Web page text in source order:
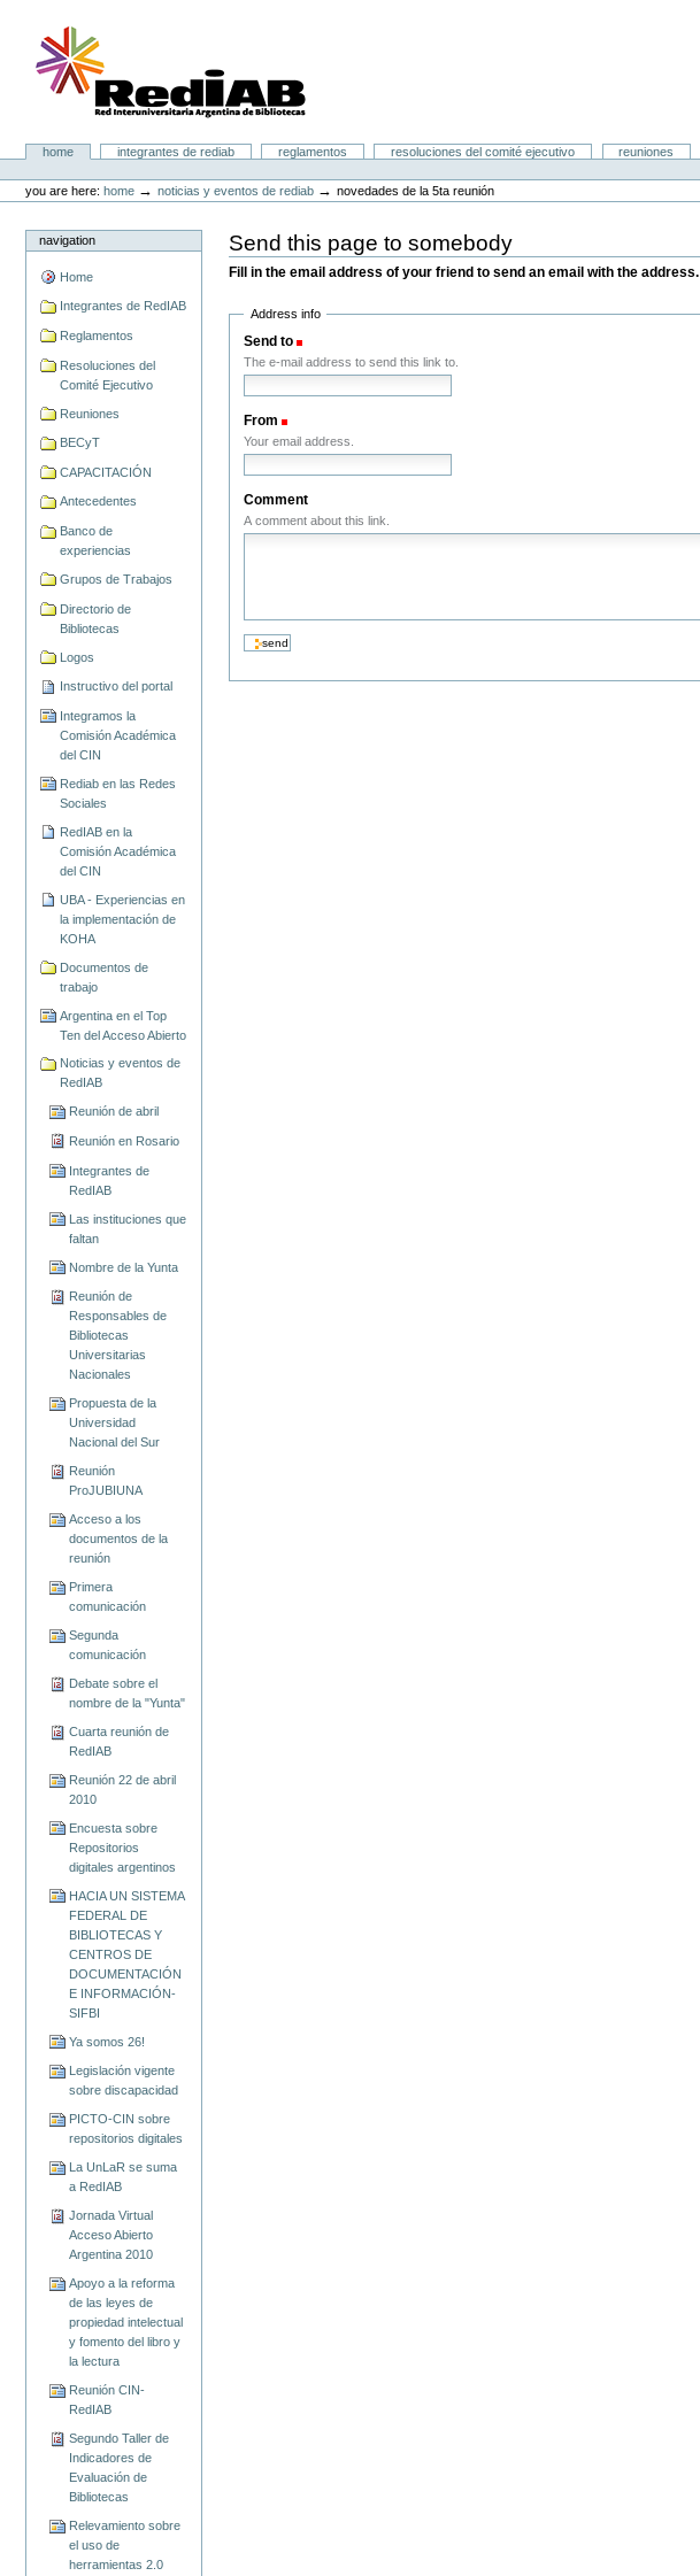
content.
Portal RedIAB
Sectionshome integrantes de rediab reglamentos resoluciones del comité ejecutivo reuniones
tools
you are here: home →noticias y eventos de rediab →novedades de la 5ta reunión
navigation
Home
Integrantes de RedIAB
Reglamentos
Resoluciones del
Comité Ejecutivo
Reuniones
BECyT
CAPACITACIÓN
Antecedentes
Banco de
experiencias
Grupos de Trabajos
Directorio de
Bibliotecas
Logos
Instructivo del portal
Integramos la
Comisión Académica
del CIN
Rediab en las Redes
Sociales
RedIAB en la
Comisión Académica
del CIN
UBA - Experiencias en
la implementación de
KOHA
Documentos de
trabajo
Argentina en el Top
Ten del Acceso Abierto
Noticias y eventos de
RedIAB
Reunión de abril
Reunión en Rosario
Integrantes de
RedIAB
Las instituciones que
faltan
Nombre de la Yunta
Reunión de
Responsables de
Bibliotecas
Universitarias
Nacionales
Propuesta de la
Universidad
Nacional del Sur
Reunión
ProJUBIUNA
Acceso a los
documentos de la
reunión
Primera
comunicación
Segunda
comunicación
Debate sobre el
nombre de la "Yunta"
Cuarta reunión de
RedIAB
Reunión 22 de abril
2010
Encuesta sobre
Repositorios
digitales argentinos
HACIA UN SISTEMA
FEDERAL DE
BIBLIOTECAS Y
CENTROS DE
DOCUMENTACIÓN
E INFORMACIÓN-
SIFBI
Ya somos 26!
Legislación vigente
sobre discapacidad
PICTO-CIN sobre
repositorios digitales
La UnLaR se suma
a RedIAB
Jornada Virtual
Acceso Abierto
Argentina 2010
Apoyo a la reforma
de las leyes de
propiedad intelectual
y fomento del libro y
la lectura
Reunión CIN-
RedIAB
Segundo Taller de
Indicadores de
Evaluación de
Bibliotecas
Relevamiento sobre
el uso de
herramientas 2.0
Send this page to somebody
Fill in the email address of your friend to send an email with the address.
Address info
Send to
The e-mail address to send this link to.
From
Your email address.
Comment
A comment about this link.